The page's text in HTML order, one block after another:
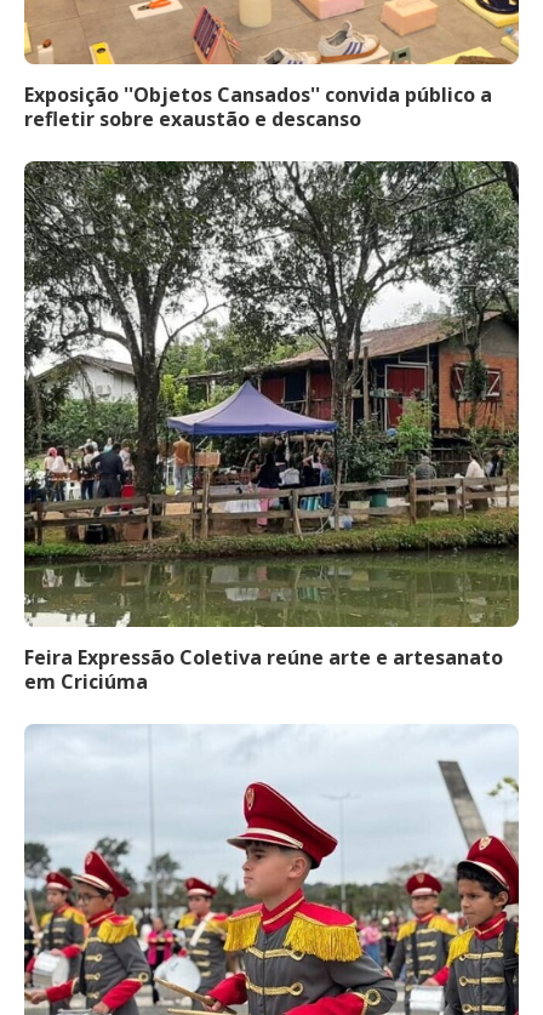
Exposição ''Objetos Cansados'' convida público a
refletir sobre exaustão e descanso
Feira Expressão Coletiva reúne arte e artesanato
em Criciúma